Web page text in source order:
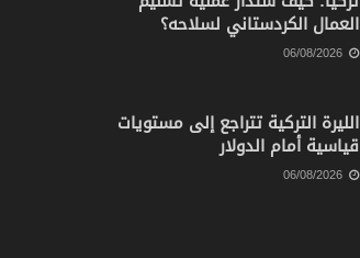
العمال الكردستاني لسلاحه؟
الليرة التركية تتراجع إلى مستويات
قياسية أمام الدولار